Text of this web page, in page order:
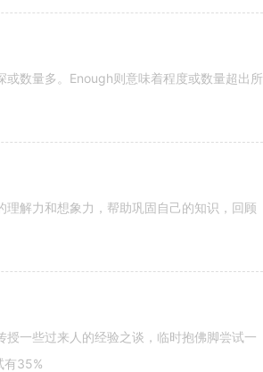
数量多。Enough则意味着程度或数量超出所
解力和想象力，帮助巩固自己的知识，回顾
一些过来人的经验之谈，临时抱佛脚尝试一
有35%